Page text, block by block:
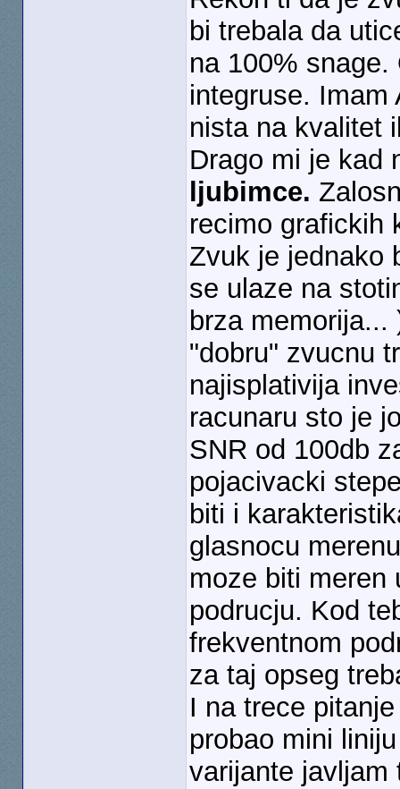
bi trebala da
na 100%
integruse.
nista na kvalitet
Drago mi je kad
ljubimce.
recimo grafickih
Zvuk je jednako
se ulaze na
brza
"dobru" zvucnu
najisplativija
racunaru sto je
SNR od 100db
pojacivacki
biti i
glasnocu
moze biti meren
podrucju. Kod
frekventnom
za taj opseg
I na trece
probao mini
varijante